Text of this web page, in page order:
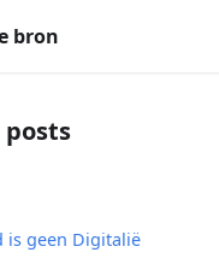
bron
posts
is geen Digitalië